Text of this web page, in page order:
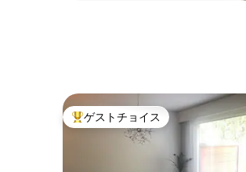
大好評のゲストチョイスです。
ゲストチョイス